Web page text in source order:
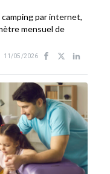
par internet,
mensuel de
11/05/2026